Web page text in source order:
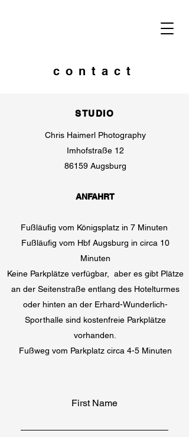
contact
STUDIO
Chris Haimerl Photography
Imhofstraße 12
86159 Augsburg
ANFAHRT
Fußläufig vom Königsplatz in 7 Minuten
Fußläufig vom Hbf Augsburg in circa 10
Minuten
Keine Parkplätze verfügbar, aber es gibt Plätze
an der Seitenstraße entlang des Hotelturmes
oder hinten an der Erhard-Wunderlich-
Sporthalle sind kostenfreie Parkplätze
vorhanden.
Fußweg vom Parkplatz circa 4-5 Minuten
First Name